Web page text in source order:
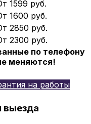
1599 руб.
1600 руб.
2850 руб.
2300 руб.
по телефону
меняются!
на работы
выезда